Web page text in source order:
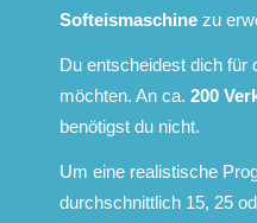
Softeismaschine zu
Du entscheidest dich für
möchten. An ca. 200
benötigst du nicht.
Um eine realistische
durchschnittlich 15, 25